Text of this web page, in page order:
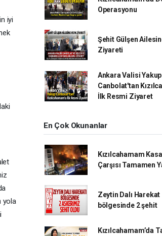
iyi
yola
Operasyonu
Şehit Gülşen
Ziyareti
Ankara Valisi Yakup
Canbolat'tan
İlk Resmi Ziyaret
En Çok Okunanlar
Kızılcahamam
Çarşısı Tamamen
Zeytin Dalı Harekat
bölgesinde 2 şehit
Kızılcahamam’da